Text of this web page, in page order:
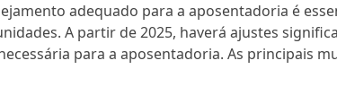
adequado para a aposentadoria é
A partir de 2025, haverá ajustes
para a aposentadoria. As principais